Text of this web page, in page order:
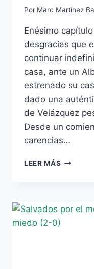
Por Marc Martínez
Enésimo
desgracias que
continuar
casa, ante un
estrenado su
dado una
de Velázquez
Desde un
carencias…
LEER MÁS